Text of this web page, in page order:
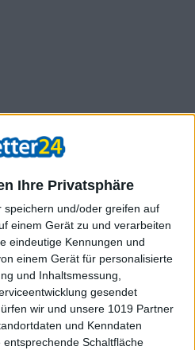
Ihre Privatsphäre
und/oder greifen auf
einem Gerät zu und verarbeiten
eindeutige Kennungen und
einem Gerät für personalisierte
und Inhaltsmessung,
gesendet
wir und unsere 1019 Partner
und Kenndaten
Schaltfläche